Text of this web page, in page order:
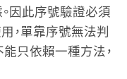
因此序號驗證必須
，單靠序號無法判
只依賴一種方法，